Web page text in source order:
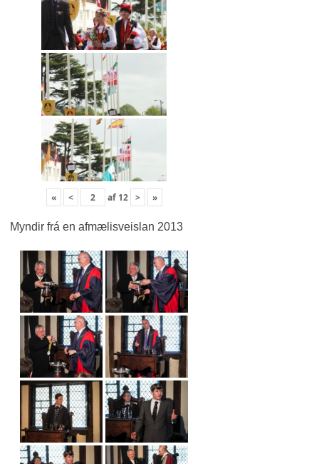
« < af 12 > »
Myndir frá en afmælisveislan 2013